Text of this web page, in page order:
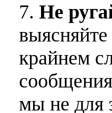
7. Не
крайнем
мы не для